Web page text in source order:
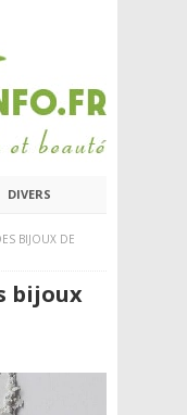
DIVERS
BIJOUX DE
bijoux